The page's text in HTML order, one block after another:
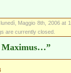
Maggio 8th, 2006 at
are currently closed.
Maximus…”